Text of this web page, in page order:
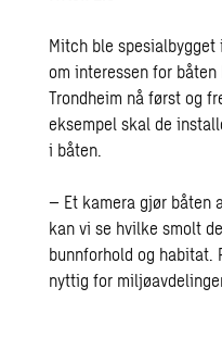
Mitch ble spesialbygget
om interessen for
Trondheim nå først og
eksempel skal de
i båten.
– Et kamera gjør båten
kan vi se hvilke smolt
bunnforhold og habitat.
nyttig for